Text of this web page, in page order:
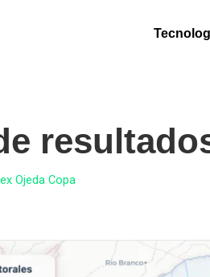
Ojeda Copa